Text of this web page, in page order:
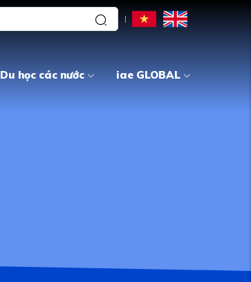
Du học các nước iae GLOBAL